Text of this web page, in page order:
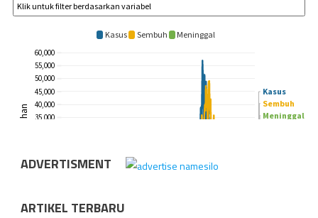
ADVERTISMENT
ARTIKEL TERBARU